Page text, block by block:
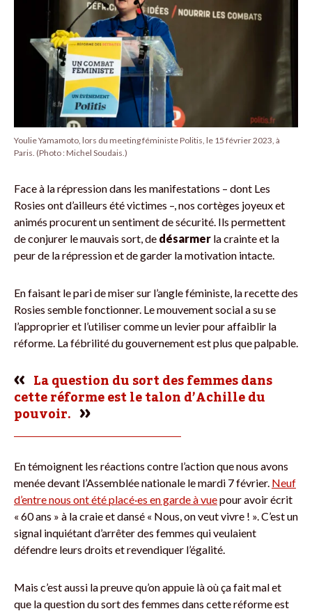
Youlie Yamamoto, lors du meeting féministe Politis, le 15 février 2023, à
Paris. (Photo : Michel Soudais.)
Face à la répression dans les manifestations – dont Les
Rosies ont d’ailleurs été victimes –, nos cortèges joyeux et
animés procurent un sentiment de sécurité. Ils permettent
de conjurer le mauvais sort, de désarmer la crainte et la
peur de la répression et de garder la motivation intacte.
En faisant le pari de miser sur l’angle féministe, la recette des
Rosies semble fonctionner. Le mouvement social a su se
l’approprier et l’utiliser comme un levier pour affaiblir la
réforme. La fébrilité du gouvernement est plus que palpable.
La question du sort des femmes dans
cette réforme est le talon d’Achille du
pouvoir.
En témoignent les réactions contre l’action que nous avons
menée devant l’Assemblée nationale le mardi 7 février. Neuf
d’entre nous ont été placé·es en garde à vuepour avoir écrit
« 60 ans » à la craie et dansé « Nous, on veut vivre ! ». C’est un
signal inquiétant d’arrêter des femmes qui veulaient
défendre leurs droits et revendiquer l’égalité.
Mais c’est aussi la preuve qu’on appuie là où ça fait mal et
que la question du sort des femmes dans cette réforme est